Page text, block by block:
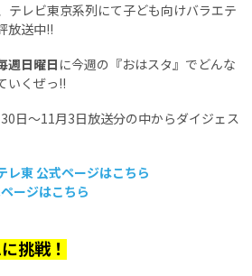
テレビ東京系列にて子ども向けバラエテ
放送中!!
週日曜日 に今週の『おはスタ』でどんな
いくぜっ!!
日～11月3日放送分の中からダイジェス
レ東 公式ページはこちら
ージはこちら
挑戦！